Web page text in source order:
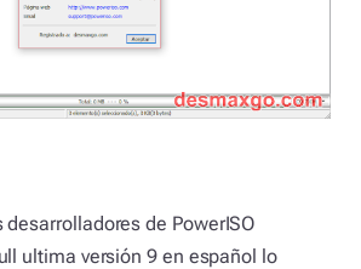
de PowerISO
ultima versión 9 en español lo